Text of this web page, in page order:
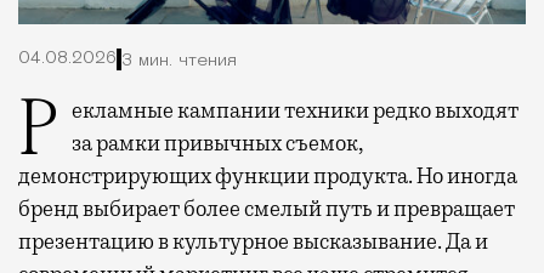
04.08.2026 3 мин. чтения
Рекламные кампании техники редко выходят
за рамки привычных съемок,
демонстрирующих функции продукта. Но иногда
бренд выбирает более смелый путь и превращает
презентацию в культурное высказывание. Да и